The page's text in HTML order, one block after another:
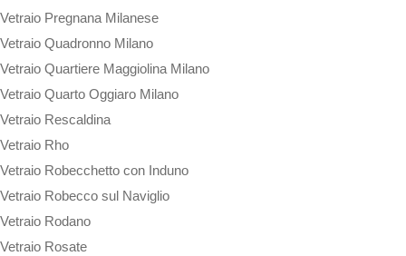
Vetraio Pregnana Milanese
Vetraio Quadronno Milano
Vetraio Quartiere Maggiolina Milano
Vetraio Quarto Oggiaro Milano
Vetraio Rescaldina
Vetraio Rho
Vetraio Robecchetto con Induno
Vetraio Robecco sul Naviglio
Vetraio Rodano
Vetraio Rosate